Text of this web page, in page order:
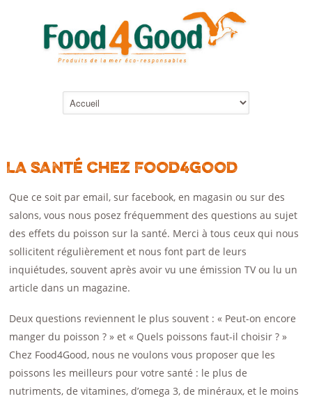
LA SANTÉ CHEZ FOOD4GOOD
Que ce soit par email, sur facebook, en magasin ou sur des
salons, vous nous posez fréquemment des questions au sujet
des effets du poisson sur la santé. Merci à tous ceux qui nous
sollicitent régulièrement et nous font part de leurs
inquiétudes, souvent après avoir vu une émission TV ou lu un
article dans un magazine.
Deux questions reviennent le plus souvent : « Peut-on encore
manger du poisson ? » et « Quels poissons faut-il choisir ? »
Chez Food4Good, nous ne voulons vous proposer que les
poissons les meilleurs pour votre santé : le plus de
nutriments, de vitamines, d’omega 3, de minéraux, et le moins